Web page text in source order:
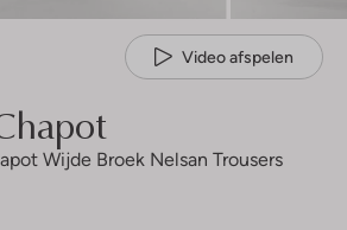
Video afspelen
Wijde Broek Nelsan Trousers